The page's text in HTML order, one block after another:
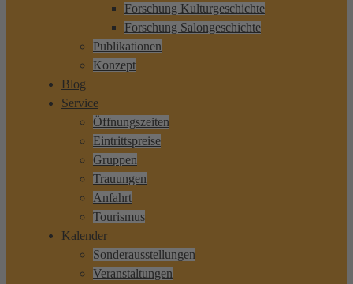
Forschung Kulturgeschichte
Forschung Salongeschichte
Publikationen
Konzept
Blog
Service
Öffnungszeiten
Eintrittspreise
Gruppen
Trauungen
Anfahrt
Tourismus
Kalender
Sonderausstellungen
Veranstaltungen